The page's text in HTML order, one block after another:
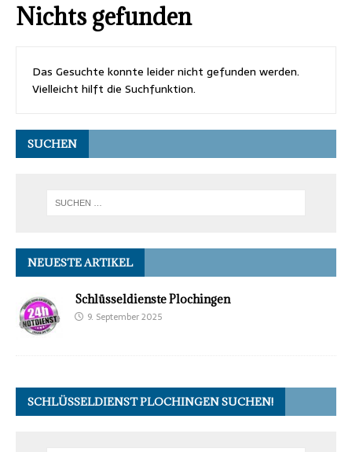
Nichts gefunden
Das Gesuchte konnte leider nicht gefunden werden.
Vielleicht hilft die Suchfunktion.
SUCHEN
NEUESTE ARTIKEL
Schlüsseldienste Plochingen
9. September 2025
SCHLÜSSELDIENST PLOCHINGEN SUCHEN!